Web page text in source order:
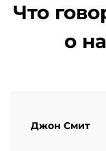
Что
о
Джон Смит